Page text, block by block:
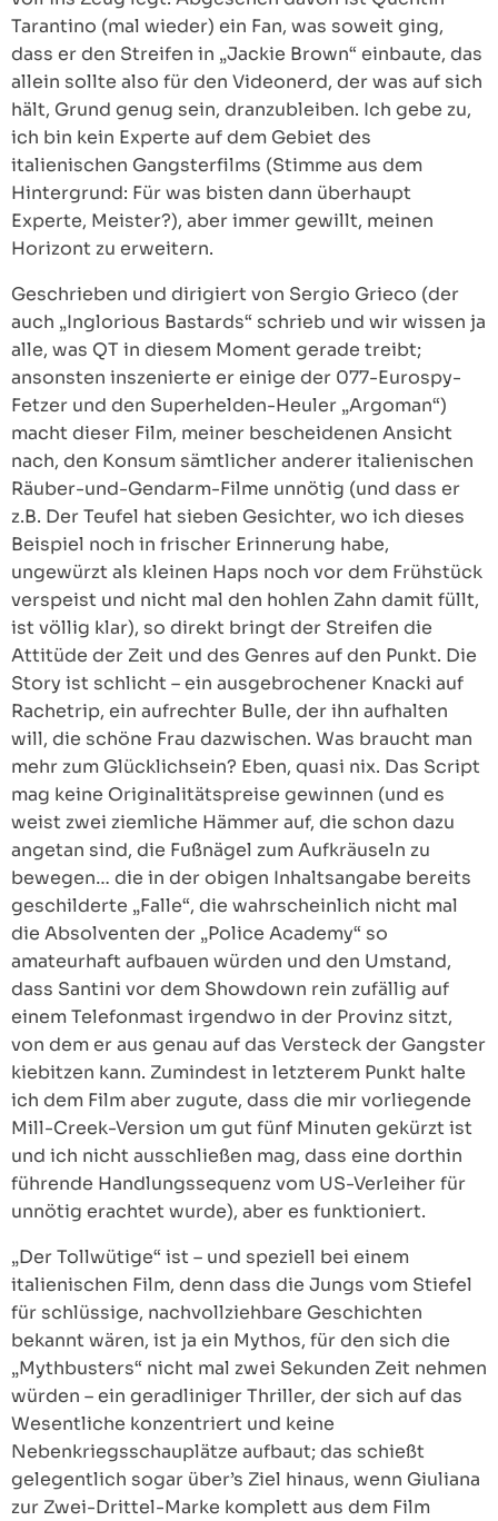
Tarantino (mal wieder) ein Fan, was soweit ging,
dass er den Streifen in „Jackie Brown“ einbaute, das
allein sollte also für den Videonerd, der was auf sich
hält, Grund genug sein, dranzubleiben. Ich gebe zu,
ich bin kein Experte auf dem Gebiet des
italienischen Gangsterfilms (Stimme aus dem
Hintergrund: Für was bisten dann überhaupt
Experte, Meister?), aber immer gewillt, meinen
Horizont zu erweitern.
Geschrieben und dirigiert von Sergio Grieco (der
auch „Inglorious Bastards“ schrieb und wir wissen ja
alle, was QT in diesem Moment gerade treibt;
ansonsten inszenierte er einige der 077-Eurospy-
Fetzer und den Superhelden-Heuler „Argoman“)
macht dieser Film, meiner bescheidenen Ansicht
nach, den Konsum sämtlicher anderer italienischen
Räuber-und-Gendarm-Filme unnötig (und dass er
z.B. Der Teufel hat sieben Gesichter, wo ich dieses
Beispiel noch in frischer Erinnerung habe,
ungewürzt als kleinen Haps noch vor dem Frühstück
verspeist und nicht mal den hohlen Zahn damit füllt,
ist völlig klar), so direkt bringt der Streifen die
Attitüde der Zeit und des Genres auf den Punkt. Die
Story ist schlicht – ein ausgebrochener Knacki auf
Rachetrip, ein aufrechter Bulle, der ihn aufhalten
will, die schöne Frau dazwischen. Was braucht man
mehr zum Glücklichsein? Eben, quasi nix. Das Script
mag keine Originalitätspreise gewinnen (und es
weist zwei ziemliche Hämmer auf, die schon dazu
angetan sind, die Fußnägel zum Aufkräuseln zu
bewegen… die in der obigen Inhaltsangabe bereits
geschilderte „Falle“, die wahrscheinlich nicht mal
die Absolventen der „Police Academy“ so
amateurhaft aufbauen würden und den Umstand,
dass Santini vor dem Showdown rein zufällig auf
einem Telefonmast irgendwo in der Provinz sitzt,
von dem er aus genau auf das Versteck der Gangster
kiebitzen kann. Zumindest in letzterem Punkt halte
ich dem Film aber zugute, dass die mir vorliegende
Mill-Creek-Version um gut fünf Minuten gekürzt ist
und ich nicht ausschließen mag, dass eine dorthin
führende Handlungssequenz vom US-Verleiher für
unnötig erachtet wurde), aber es funktioniert.
„Der Tollwütige“ ist – und speziell bei einem
italienischen Film, denn dass die Jungs vom Stiefel
für schlüssige, nachvollziehbare Geschichten
bekannt wären, ist ja ein Mythos, für den sich die
„Mythbusters“ nicht mal zwei Sekunden Zeit nehmen
würden – ein geradliniger Thriller, der sich auf das
Wesentliche konzentriert und keine
Nebenkriegsschauplätze aufbaut; das schießt
gelegentlich sogar über’s Ziel hinaus, wenn Giuliana
zur Zwei-Drittel-Marke komplett aus dem Film